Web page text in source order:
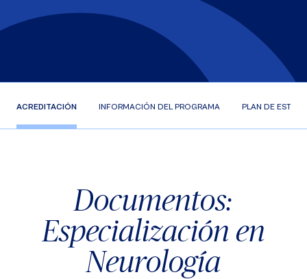
ACREDITACIÓN INFORMACIÓN DEL PROGRAMA PLAN DE
Documentos:
Especialización en
Neurología